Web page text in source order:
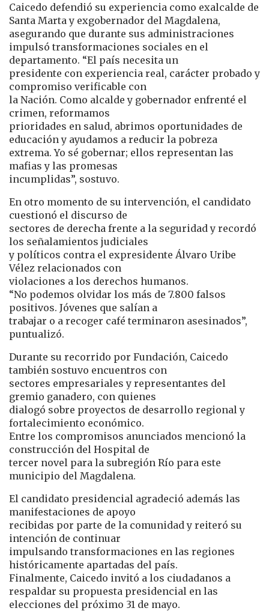
Caicedo defendió su experiencia como exalcalde de
Santa Marta y exgobernador del Magdalena,
asegurando que durante sus administraciones
impulsó transformaciones sociales en el
departamento. “El país necesita un
presidente con experiencia real, carácter probado y
compromiso verificable con
la Nación. Como alcalde y gobernador enfrenté el
crimen, reformamos
prioridades en salud, abrimos oportunidades de
educación y ayudamos a reducir la pobreza
extrema. Yo sé gobernar; ellos representan las
mafias y las promesas
incumplidas”, sostuvo.
En otro momento de su intervención, el candidato
cuestionó el discurso de
sectores de derecha frente a la seguridad y recordó
los señalamientos judiciales
y políticos contra el expresidente Álvaro Uribe
Vélez relacionados con
violaciones a los derechos humanos.
“No podemos olvidar los más de 7.800 falsos
positivos. Jóvenes que salían a
trabajar o a recoger café terminaron asesinados”,
puntualizó.
Durante su recorrido por Fundación, Caicedo
también sostuvo encuentros con
sectores empresariales y representantes del
gremio ganadero, con quienes
dialogó sobre proyectos de desarrollo regional y
fortalecimiento económico.
Entre los compromisos anunciados mencionó la
construcción del Hospital de
tercer novel para la subregión Río para este
municipio del Magdalena.
El candidato presidencial agradeció además las
manifestaciones de apoyo
recibidas por parte de la comunidad y reiteró su
intención de continuar
impulsando transformaciones en las regiones
históricamente apartadas del país.
Finalmente, Caicedo invitó a los ciudadanos a
respaldar su propuesta presidencial en las
elecciones del próximo 31 de mayo.